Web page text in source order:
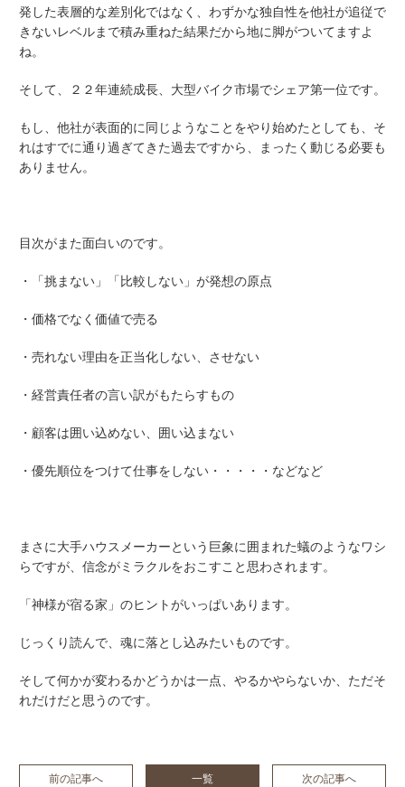
発した表層的な差別化ではなく、わずかな独自性を他社が追従で
きないレベルまで積み重ねた結果だから地に脚がついてますよ
ね。
そして、２２年連続成長、大型バイク市場でシェア第一位です。
もし、他社が表面的に同じようなことをやり始めたとしても、そ
れはすでに通り過ぎてきた過去ですから、まったく動じる必要も
ありません。
目次がまた面白いのです。
・「挑まない」「比較しない」が発想の原点
・価格でなく価値で売る
・売れない理由を正当化しない、させない
・経営責任者の言い訳がもたらすもの
・顧客は囲い込めない、囲い込まない
・優先順位をつけて仕事をしない・・・・・などなど
まさに大手ハウスメーカーという巨象に囲まれた蟻のようなワシ
らですが、信念がミラクルをおこすこと思わされます。
「神様が宿る家」のヒントがいっぱいあります。
じっくり読んで、魂に落とし込みたいものです。
そして何かが変わるかどうかは一点、やるかやらないか、ただそ
れだけだと思うのです。
前の記事へ 一覧 次の記事へ